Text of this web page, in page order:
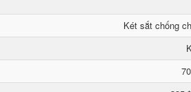
Két sắt chống